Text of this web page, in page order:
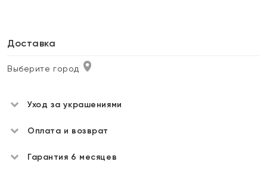
Доставка
Выберите город
Уход за украшениями
Оплата и возврат
Гарантия 6 месяцев